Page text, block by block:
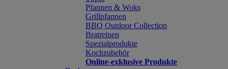
Pfannen & Woks
Grillpfannen
BBQ Outdoor Collection
Bratreinen
Spezialprodukte
Kochzubehör
Online-exklusive Produkte